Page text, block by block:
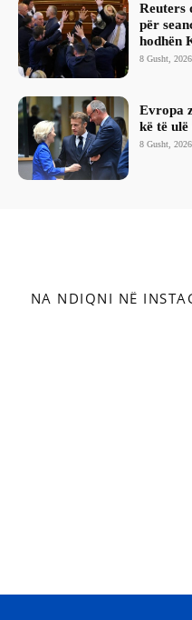
Reuters
për
hodhën
8 Gusht,
Evropa
kë të ulë
8 Gusht,
NA NDIQNI NË